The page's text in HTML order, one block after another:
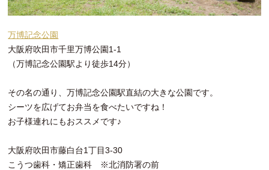
万博記念公園
大阪府吹田市千里万博公園1-1
（万博記念公園駅より徒歩14分）
その名の通り、万博記念公園駅直結の大きな公園です。
シーツを広げてお弁当を食べたいですね！
お子様連れにもおススメです♪
大阪府吹田市藤白台1丁目3-30
こうつ歯科・矯正歯科 ※北消防署の前